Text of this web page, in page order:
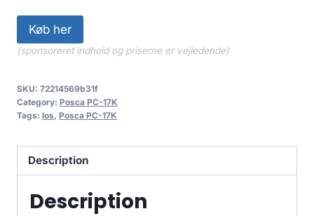
Køb her
(sponsoreret indhold og priserne er vejledende)
SKU: 72214569b31f
Category: Posca PC-17K
Tags: los, Posca PC-17K
Description
Description